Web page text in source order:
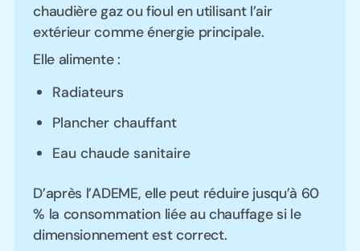
chaudière gaz ou fioul en utilisant l’air
extérieur comme énergie principale.
Elle alimente :
Radiateurs
Plancher chauffant
Eau chaude sanitaire
D’après l’ADEME, elle peut réduire jusqu’à 60
% la consommation liée au chauffage si le
dimensionnement est correct.